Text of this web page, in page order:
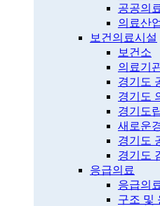
공공의
의료산
보건의료시설
보건소
의료기
경기도
경기도
경기도
새로운
경기도
경기도
응급의료
응급의
구조 및